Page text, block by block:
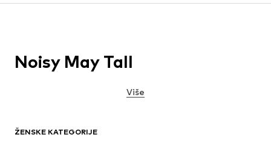
ŽENSKE KATEGORIJE
Noisy May Tall
Više